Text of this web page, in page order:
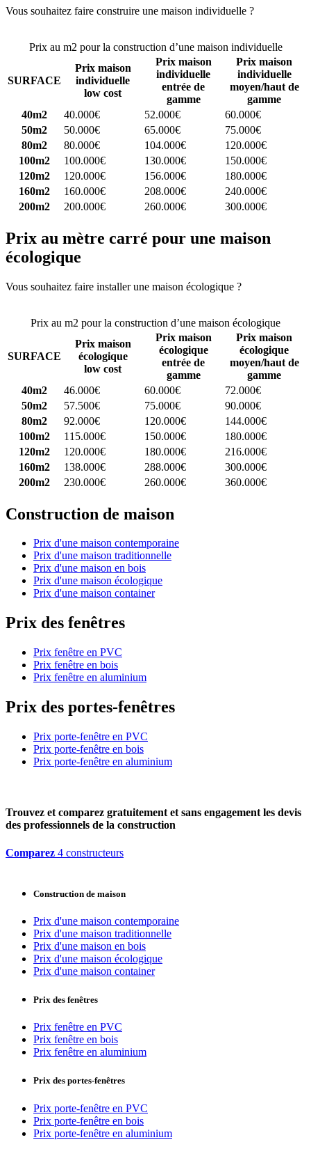
Vous souhaitez faire construire une maison individuelle ?
Prix au m2 pour la construction d’une maison individuelle
SURFACE
Prix maison
individuelle
low cost
Prix maison
individuelle
entrée de
gamme
Prix maison
individuelle
moyen/haut de
gamme
40m2
40.000€ 52.000€
60.000€
50m2
50.000€ 65.000€
75.000€
80m2
80.000€ 104.000€
120.000€
100m2
100.000€ 130.000€
150.000€
120m2
120.000€ 156.000€
180.000€
160m2
160.000€ 208.000€
240.000€
200m2
200.000€ 260.000€ 300.000€
Prix au mètre carré pour une maison
écologique
Vous souhaitez faire installer une maison écologique ?
Prix au m2 pour la construction d’une maison écologique
SURFACE
Prix maison
écologique
low cost
Prix maison
écologique
entrée de
gamme
Prix maison
écologique
moyen/haut de
gamme
40m2
46.000€ 60.000€
72.000€
50m2
57.500€ 75.000€
90.000€
80m2
92.000€ 120.000€
144.000€
100m2
115.000€ 150.000€
180.000€
120m2
120.000€ 180.000€
216.000€
160m2
138.000€ 288.000€
300.000€
200m2
230.000€ 260.000€ 360.000€
Construction de maison
Prix d'une maison contemporaine
Prix d'une maison traditionnelle
Prix d'une maison en bois
Prix d'une maison écologique
Prix d'une maison container
Prix des fenêtres
Prix fenêtre en PVC
Prix fenêtre en bois
Prix fenêtre en aluminium
Prix des portes-fenêtres
Prix porte-fenêtre en PVC
Prix porte-fenêtre en bois
Prix porte-fenêtre en aluminium
Trouvez et comparez gratuitement et sans engagement les devis
des professionnels de la construction
Comparez 4 constructeurs
Construction de maison
Prix d'une maison contemporaine
Prix d'une maison traditionnelle
Prix d'une maison en bois
Prix d'une maison écologique
Prix d'une maison container
Prix des fenêtres
Prix fenêtre en PVC
Prix fenêtre en bois
Prix fenêtre en aluminium
Prix des portes-fenêtres
Prix porte-fenêtre en PVC
Prix porte-fenêtre en bois
Prix porte-fenêtre en aluminium